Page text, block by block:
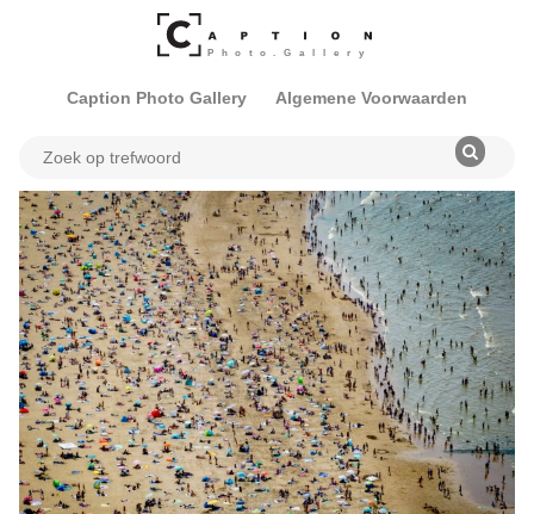
Caption Photo Gallery Algemene Voorwaarden